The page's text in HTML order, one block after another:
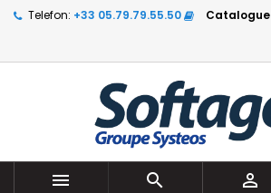
Telefon: +33 05.79.79.55.50 Catalogue
  